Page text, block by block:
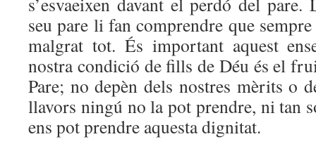
seu pare li fan comprendre que
malgrat tot. És important aquest
nostra condició de fills de Déu és el
Pare; no depèn dels nostres mèrits o
llavors ningú no la pot prendre, ni tan
ens pot prendre aquesta dignitat.